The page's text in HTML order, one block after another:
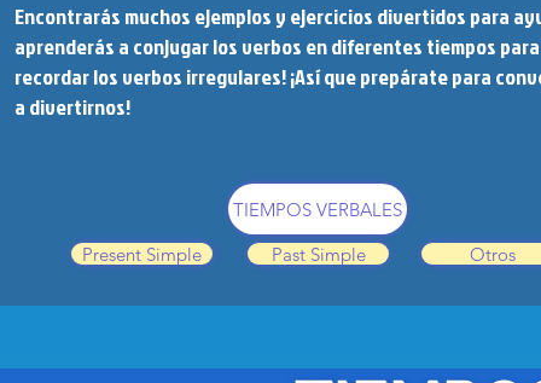
Encontrarás muchos ejemplos y ejercicios divertidos para
aprenderás a conjugar los verbos en diferentes tiempos
recordar los verbos irregulares! ¡Así que prepárate para
a divertirnos!
TIEMPOS VERBALES
Present Simple
Past Simple Otros